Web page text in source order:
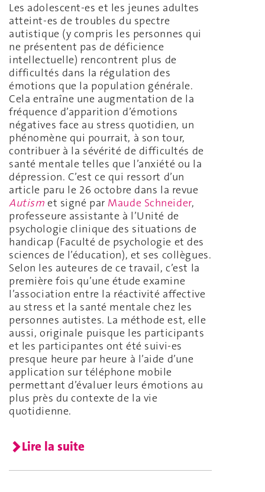
Les adolescent-es et les jeunes adultes
atteint-es de troubles du spectre
autistique (y compris les personnes qui
ne présentent pas de déficience
intellectuelle) rencontrent plus de
difficultés dans la régulation des
émotions que la population générale.
Cela entraîne une augmentation de la
fréquence d’apparition d’émotions
négatives face au stress quotidien, un
phénomène qui pourrait, à son tour,
contribuer à la sévérité de difficultés de
santé mentale telles que l’anxiété ou la
dépression. C’est ce qui ressort d’un
article paru le 26 octobre dans la revue
Autism et signé par Maude Schneider,
professeure assistante à l’Unité de
psychologie clinique des situations de
handicap (Faculté de psychologie et des
sciences de l’éducation), et ses collègues.
Selon les auteures de ce travail, c’est la
première fois qu’une étude examine
l’association entre la réactivité affective
au stress et la santé mentale chez les
personnes autistes. La méthode est, elle
aussi, originale puisque les participants
et les participantes ont été suivi-es
presque heure par heure à l’aide d’une
application sur téléphone mobile
permettant d’évaluer leurs émotions au
plus près du contexte de la vie
quotidienne.
Lire la suite